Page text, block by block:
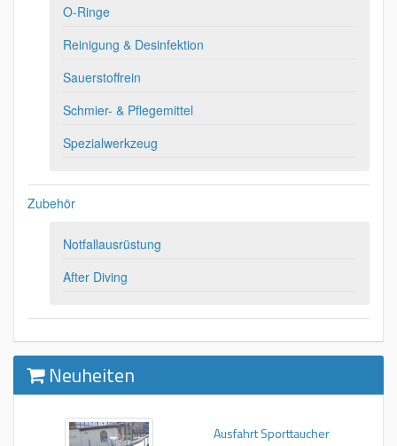
O-Ringe
Reinigung & Desinfektion
Sauerstoffrein
Schmier- & Pflegemittel
Spezialwerkzeug
Zubehör
Notfallausrüstung
After Diving
Neuheiten
Ausfahrt Sporttaucher